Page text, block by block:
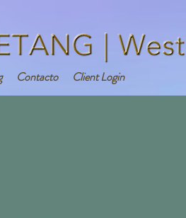
Contacto Client Login